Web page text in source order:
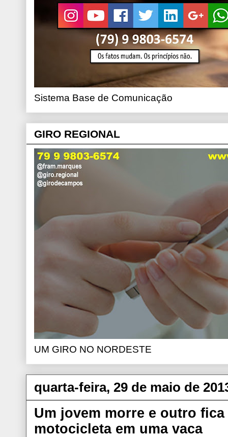
Sistema Base de Comunicação
GIRO REGIONAL
UM GIRO NO NORDESTE
quarta-feira, 29 de maio de
Um jovem morre e outro
motocicleta em uma vaca